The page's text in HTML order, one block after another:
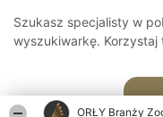
ORŁY Branży
Szukasz specjalisty w
wyszukiwarkę. Korzystaj